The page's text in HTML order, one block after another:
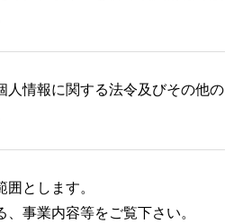
人情報に関する法令及びその他の
とします。
事業内容等をご覧下さい。